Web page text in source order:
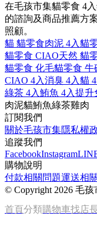
在毛孩市集貓零食 4
的諮詢及商品推薦方
照顧。
貓 貓零食肉泥 4入貓
貓零食 CIAO天然 貓
貓零食 化毛貓零食 牛
CIAO 4入消臭 4入貓
綠茶 4入鮪魚 4入提升
肉泥貓鮪魚綠茶雞肉
訂閱我們
關於毛孩市集隱私權
追蹤我們
FacebookInstagram
購物說明
付款相關問題運送相
© Copyright 2026 毛孩
首頁分類購物車找店